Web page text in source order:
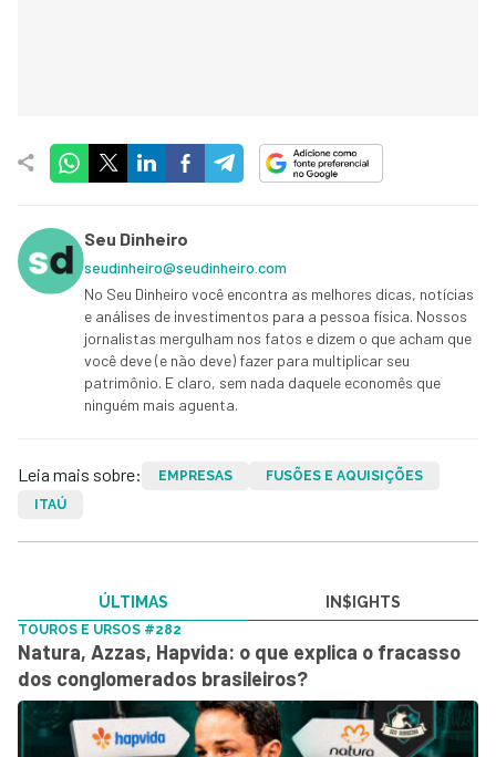
Seu Dinheiro
seudinheiro@seudinheiro.com
No Seu Dinheiro você encontra as melhores dicas, notícias
e análises de investimentos para a pessoa física. Nossos
jornalistas mergulham nos fatos e dizem o que acham que
você deve (e não deve) fazer para multiplicar seu
patrimônio. E claro, sem nada daquele economês que
ninguém mais aguenta.
Leia mais sobre: EMPRESAS
FUSÕES E AQUISIÇÕES
ITAÚ
ÚLTIMAS IN$IGHTS
TOUROS E URSOS #282
Natura, Azzas, Hapvida: o que explica o fracasso
dos conglomerados brasileiros?